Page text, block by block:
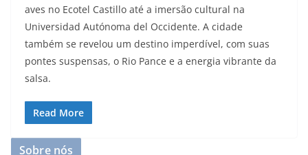
aves no Ecotel Castillo até a imersão cultural na
Universidad Autónoma del Occidente. A cidade
também se revelou um destino imperdível, com suas
pontes suspensas, o Rio Pance e a energia vibrante da
salsa.
Read More
Sobre nós